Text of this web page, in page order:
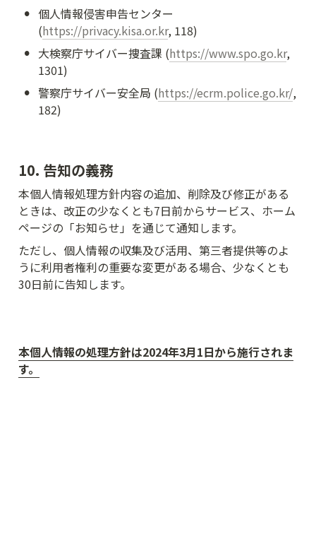
• 個人情報侵害申告センター
(https://privacy.kisa.or.kr, 118)
• 大検察庁サイバー捜査課 (https://www.spo.go.kr,
1301)
• 警察庁サイバー安全局 (https://ecrm.police.go.kr/,
182)
10. 告知の義務
本個人情報処理方針内容の追加、削除及び修正がある
ときは、改正の少なくとも7日前からサービス、ホーム
ページの「お知らせ」を通じて通知します。
ただし、個人情報の収集及び活用、第三者提供等のよ
うに利用者権利の重要な変更がある場合、少なくとも
30日前に告知します。
本個人情報の処理方針は2024年3月1日から施行されま
す。